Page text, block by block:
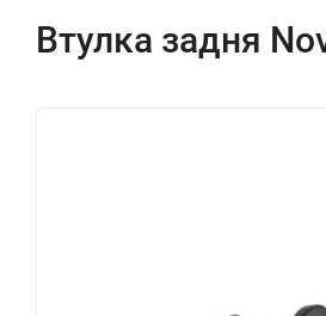
Втулка задня